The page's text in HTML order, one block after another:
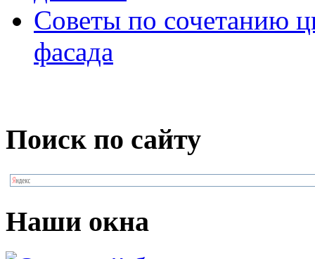
Советы по сочетанию
фасада
Поиск по сайту
Наши окна